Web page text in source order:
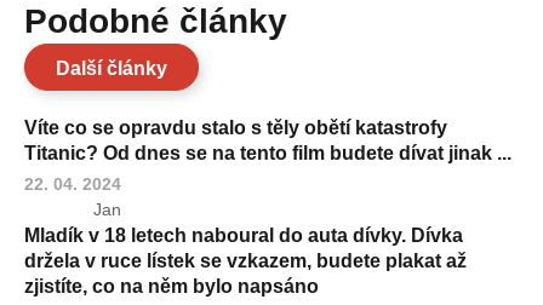
Podobné články
Další články
Víte co se opravdu stalo s těly obětí katastrofy
Titanic? Od dnes se na tento film budete dívat jinak ...
22. 04. 2024
Jan
Mladík v 18 letech naboural do auta dívky. Dívka
držela v ruce lístek se vzkazem, budete plakat až
zjistíte, co na něm bylo napsáno